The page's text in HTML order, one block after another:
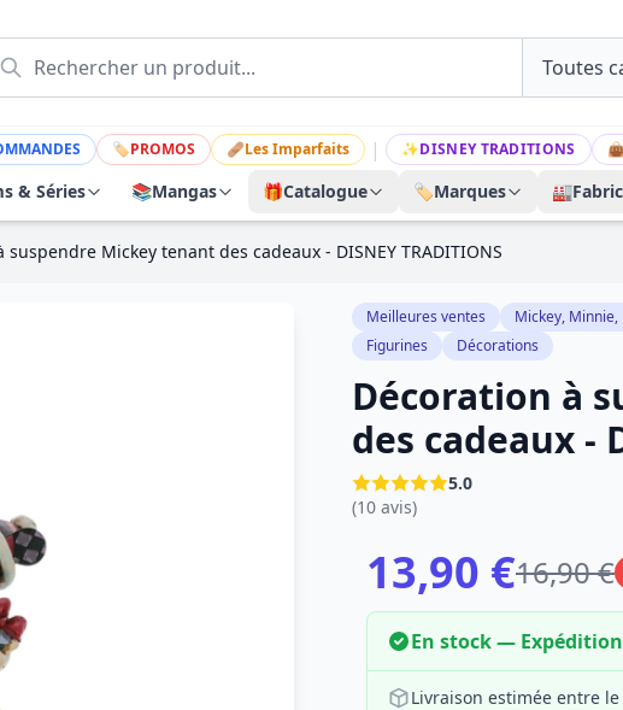
🏷PROMOS 🩹Les Imparfaits | ✨DISNEY TRADITIONS 👜
& Séries 📚Mangas 🎁Catalogue 🏷️Marques 🏭
suspendre Mickey tenant des cadeaux - DISNEY TRADITIONS
Meilleures ventes Mickey, Minnie,
Figurines
Décorations
Décoration à
des cadeaux -
5.0
(10 avis)
13,90 €16,90 €
En stock —
Livraison estimée entre